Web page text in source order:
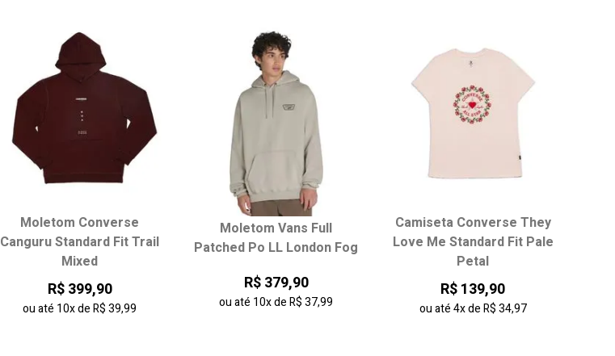
Data de lançamento
Melhor Desconto
Moletom Converse
Canguru Standard Fit Trail
Mixed
R$ 399,90
ou até 10xdeR$ 39,99
Moletom Vans Full
Patched Po LL London Fog
R$ 379,90
ou até 10xdeR$ 37,99
Camiseta Converse They
Love Me Standard Fit Pale
Petal
R$ 139,90
ou até4xdeR$ 34,97